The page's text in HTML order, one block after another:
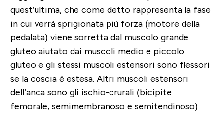
quest’ultima, che come detto rappresenta la fase
in cui verrà sprigionata più forza (motore della
pedalata) viene sorretta dal muscolo grande
gluteo aiutato dai muscoli medio e piccolo
gluteo e gli stessi muscoli estensori sono flessori
se la coscia è estesa. Altri muscoli estensori
dell’anca sono gli ischio-crurali (bicipite
femorale, semimembranoso e semitendinoso)